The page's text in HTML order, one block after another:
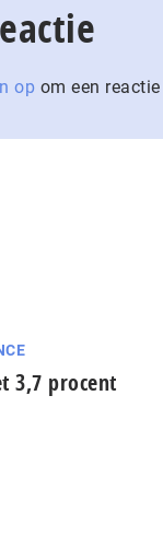
op om een
3,7 procent